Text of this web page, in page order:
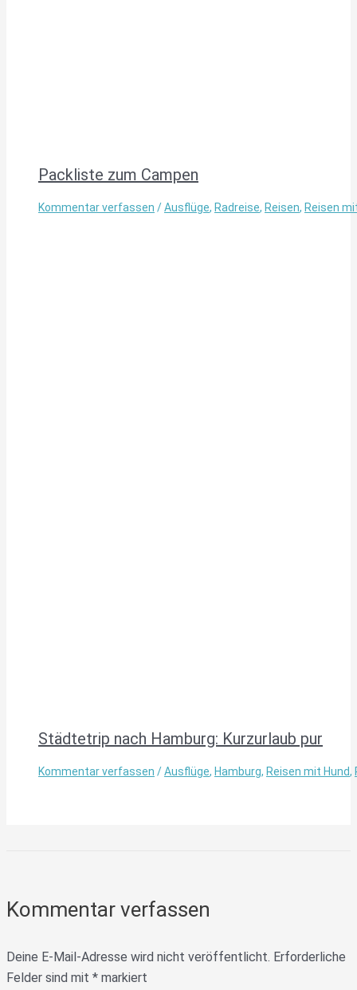
Packliste zum Campen
Kommentar verfassen /Ausflüge, Radreise, Reisen, Reisen
Städtetrip nach Hamburg: Kurzurlaub pur
Kommentar verfassen /Ausflüge, Hamburg, Reisen mit Hund,
Kommentar verfassen
Deine E-Mail-Adresse wird nicht veröffentlicht. Erforderliche
Felder sind mit * markiert